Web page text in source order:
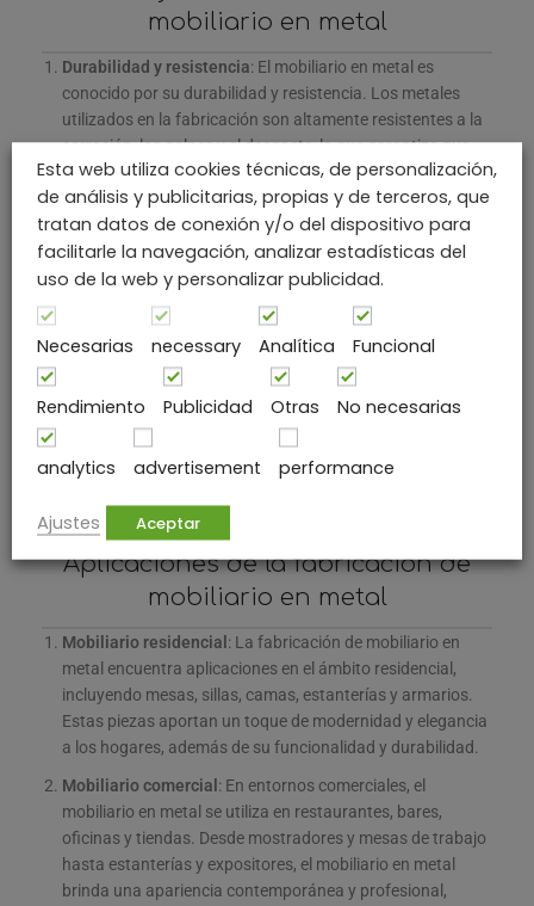
mobiliario en metal
Durabilidad y resistencia: El mobiliario en metal es
conocido por su durabilidad y resistencia. Los metales
utilizados en la fabricación son altamente resistentes a la
corrosión, los golpes y el desgaste, lo que garantiza que
las piezas de mobiliario sean duraderas y puedan soportar
un uso intensivo a lo largo del tiempo.
Diseño moderno y versátil : El mobiliario en metal ofrece
un diseño moderno y contemporáneo que se adapta a una
amplia variedad de estilos y ambientes. Los metales
permiten la creación de líneas limpias, formas geométricas
y estructuras elegantes, lo que proporciona un aspecto
sofisticado y vanguardista.
Bajo mantenimiento: El mobiliario en metal es fácil de
mantener y limpiar. Los metales no requieren de
tratamientos especiales y son resistentes a manchas y
derrames, lo que simplifica su mantenimiento y los hace
ideales para entornos domésticos y comerciales.
Aplicaciones de la fabricación de
mobiliario en metal
Mobiliario residencial : La fabricación de mobiliario en
metal encuentra aplicaciones en el ámbito residencial,
incluyendo mesas, sillas, camas, estanterías y armarios.
Estas piezas aportan un toque de modernidad y elegancia
a los hogares, además de su funcionalidad y durabilidad.
Mobiliario comercial : En entornos comerciales, el
mobiliario en metal se utiliza en restaurantes, bares,
oficinas y tiendas. Desde mostradores y mesas de trabajo
hasta estanterías y expositores, el mobiliario en metal
brinda una apariencia contemporánea y profesional,
Esta web utiliza cookies técnicas, de personalización,
de análisis y publicitarias, propias y de terceros, que
tratan datos de conexión y/o del dispositivo para
facilitarle la navegación, analizar estadísticas del
uso de la web y personalizar publicidad.
Necesarias necessary Analítica Funcional
Rendimiento Publicidad Otras No necesarias
analytics advertisement performance
Ajustes Aceptar